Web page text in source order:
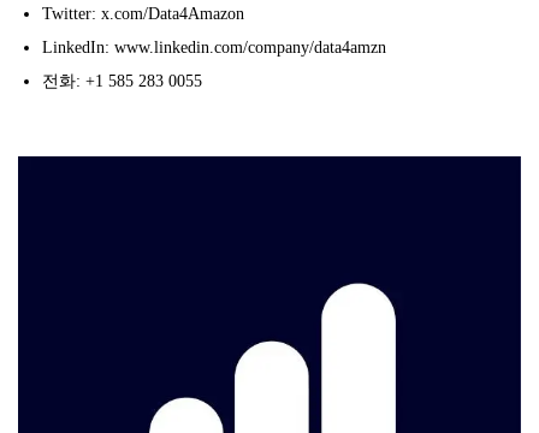
Twitter: x.com/Data4Amazon
LinkedIn: www.linkedin.com/company/data4amzn
전화: +1 585 283 0055